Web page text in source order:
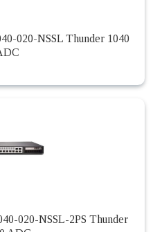
020-NSSL Thunder 1040
020-NSSL-2PS Thunder